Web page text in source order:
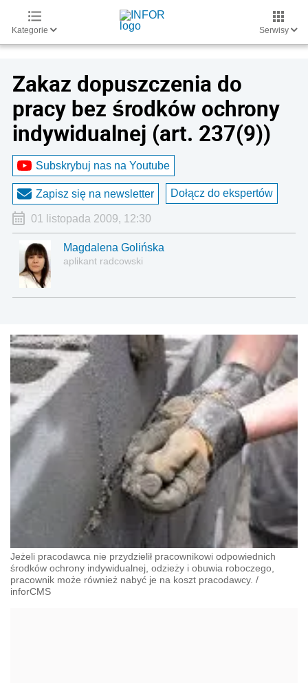
Kategorie Serwisy
Zakaz dopuszczenia do
pracy bez środków ochrony
indywidualnej (art. 237(9))
Subskrybuj nas na Youtube
Zapisz się na newsletter Dołącz do ekspertów
01 listopada 2009, 12:30
Magdalena Golińska
aplikant radcowski
Jeżeli pracodawca nie przydzielił pracownikowi odpowiednich
środków ochrony indywidualnej, odzieży i obuwia roboczego,
pracownik może również nabyć je na koszt pracodawcy. /
inforCMS